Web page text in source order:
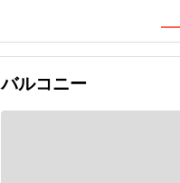
バルコニー